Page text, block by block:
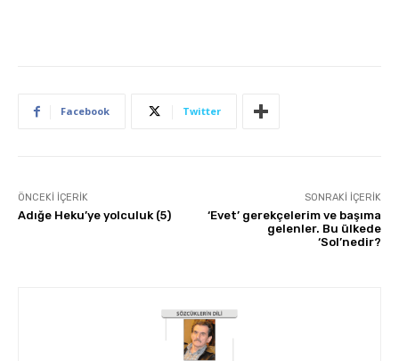
Facebook Twitter
ÖNCEKI İÇERIK
Adığe Heku’ye yolculuk (5)
SONRAKI İÇERIK
‘Evet’ gerekçelerim ve başıma
gelenler. Bu ülkede
‘Sol’nedir?